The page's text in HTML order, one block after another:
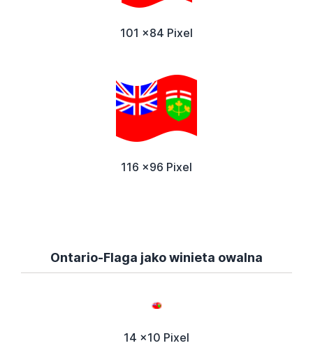
101 x84 Pixel
116 x96 Pixel
Ontario-Flaga jako winieta owalna
14 x10 Pixel